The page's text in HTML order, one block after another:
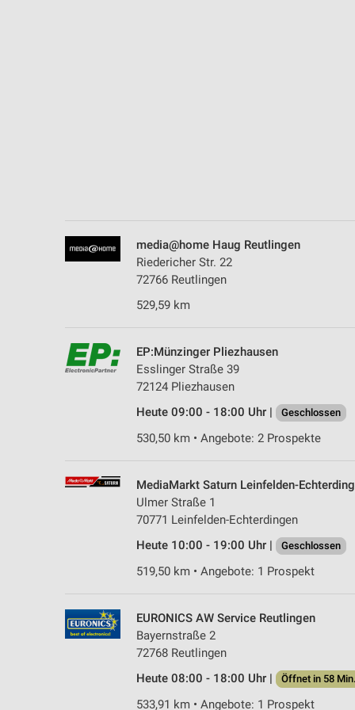
media@home Haug Reutlingen
Riedericher Str. 22
72766 Reutlingen
529,59 km
EP:Münzinger Pliezhausen
Esslinger Straße 39
72124 Pliezhausen
Heute 09:00 - 18:00 Uhr |
Geschlossen
530,50 km • Angebote: 2 Prospekte
MediaMarkt Saturn Leinfelden-
Ulmer Straße 1
70771 Leinfelden-Echterdingen
Heute 10:00 - 19:00 Uhr |
Geschlossen
519,50 km • Angebote: 1 Prospekt
EURONICS AW Service Reutlingen
Bayernstraße 2
72768 Reutlingen
Heute 08:00 - 18:00 Uhr |
Öffnet in 58 Min.
533,91 km • Angebote: 1 Prospekt
Notwendig
Werbung